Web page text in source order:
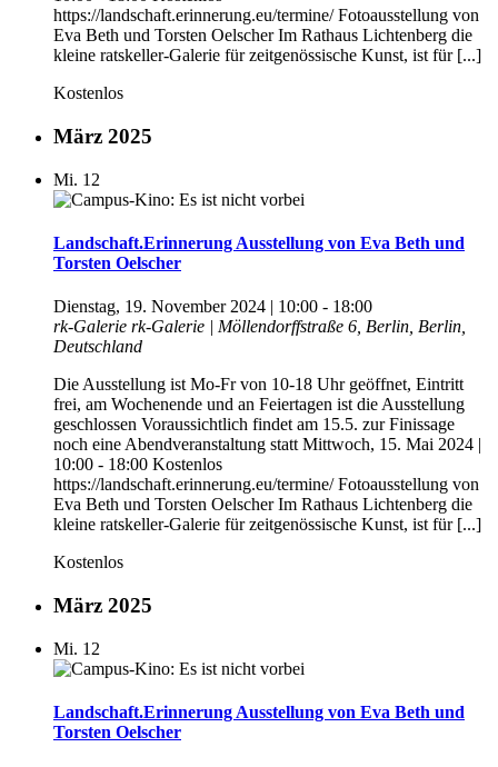
https://landschaft.erinnerung.eu/termine/ Fotoausstellung von
Eva Beth und Torsten Oelscher Im Rathaus Lichtenberg die
kleine ratskeller-Galerie für zeitgenössische Kunst, ist für [...]
Kostenlos
März 2025
Mi. 12
Landschaft.Erinnerung Ausstellung von Eva Beth und
Torsten Oelscher
Dienstag, 19. November 2024 | 10:00 - 18:00
rk-Galerie rk-Galerie | Möllendorffstraße 6, Berlin, Berlin,
Deutschland
Die Ausstellung ist Mo-Fr von 10-18 Uhr geöffnet, Eintritt
frei, am Wochenende und an Feiertagen ist die Ausstellung
geschlossen Voraussichtlich findet am 15.5. zur Finissage
noch eine Abendveranstaltung statt Mittwoch, 15. Mai 2024 |
10:00 - 18:00 Kostenlos
https://landschaft.erinnerung.eu/termine/ Fotoausstellung von
Eva Beth und Torsten Oelscher Im Rathaus Lichtenberg die
kleine ratskeller-Galerie für zeitgenössische Kunst, ist für [...]
Kostenlos
März 2025
Mi. 12
Landschaft.Erinnerung Ausstellung von Eva Beth und
Torsten Oelscher